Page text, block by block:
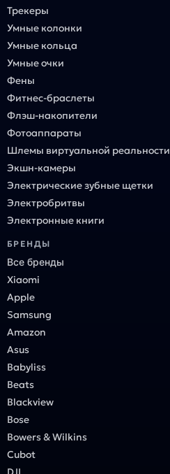
Трекеры
Умные колонки
Умные кольца
Умные очки
Фены
Фитнес-браслеты
Флэш-накопители
Фотоаппараты
Шлемы виртуальной реальности
Экшн-камеры
Электрические зубные щетки
Электробритвы
Электронные книги
БРЕНДЫ
Все бренды
Xiaomi
Apple
Samsung
Amazon
Asus
Babyliss
Beats
Blackview
Bose
Bowers & Wilkins
Cubot